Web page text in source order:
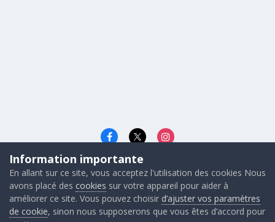
Langue
© 2026 - Gunners FRANCE
Powered by Invision Community
Information importante
En allant sur ce site, vous acceptez l'utilisation des cookies Nous
avons placé des cookies sur votre appareil pour aider à
améliorer ce site. Vous pouvez choisir d’ajuster vos paramètres
de cookie, sinon nous supposerons que vous êtes d’accord pour